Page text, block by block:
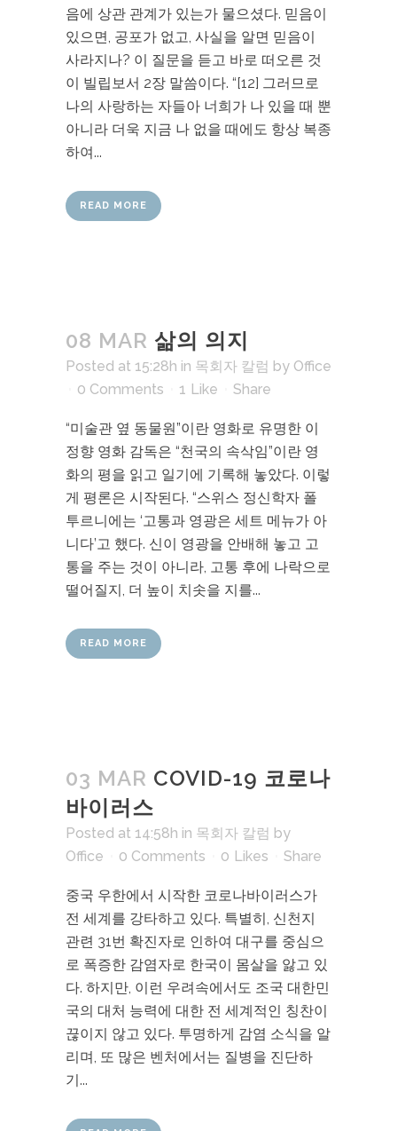
음에 상관 관계가 있는가 물으셨다. 믿음이
있으면, 공포가 없고, 사실을 알면 믿음이
사라지나? 이 질문을 듣고 바로 떠오른 것
이 빌립보서 2장 말씀이다. “[12] 그러므로
나의 사랑하는 자들아 너희가 나 있을 때 뿐
아니라 더욱 지금 나 없을 때에도 항상 복종
하여...
READ MORE
08 MAR 삶의 의지
Posted at 15:28h in 목회자 칼럼 by Office
0 Comments
1 Like Share
“미술관 옆 동물원”이란 영화로 유명한 이
정향 영화 감독은 “천국의 속삭임”이란 영
화의 평을 읽고 일기에 기록해 놓았다. 이렇
게 평론은 시작된다. “스위스 정신학자 폴
투르니에는 ‘고통과 영광은 세트 메뉴가 아
니다’고 했다. 신이 영광을 안배해 놓고 고
통을 주는 것이 아니라, 고통 후에 나락으로
떨어질지, 더 높이 치솟을 지를...
READ MORE
03 MAR COVID-19 코로나
바이러스
Posted at 14:58h in 목회자 칼럼 by
Office
0 Comments 0 Likes Share
중국 우한에서 시작한 코로나바이러스가
전 세계를 강타하고 있다. 특별히, 신천지
관련 31번 확진자로 인하여 대구를 중심으
로 폭증한 감염자로 한국이 몸살을 앓고 있
다. 하지만, 이런 우려속에서도 조국 대한민
국의 대처 능력에 대한 전 세계적인 칭찬이
끊이지 않고 있다. 투명하게 감염 소식을 알
리며, 또 많은 벤처에서는 질병을 진단하
기...